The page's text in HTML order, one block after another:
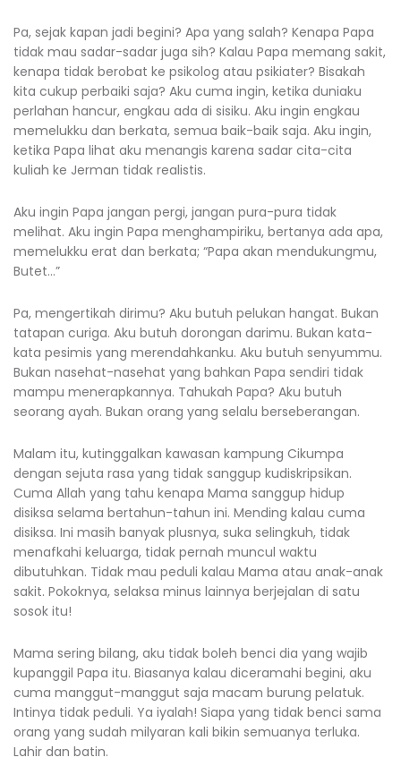
Pa, sejak kapan jadi begini? Apa yang salah? Kenapa Papa
tidak mau sadar-sadar juga sih? Kalau Papa memang sakit,
kenapa tidak berobat ke psikolog atau psikiater? Bisakah
kita cukup perbaiki saja? Aku cuma ingin, ketika duniaku
perlahan hancur, engkau ada di sisiku. Aku ingin engkau
memelukku dan berkata, semua baik-baik saja. Aku ingin,
ketika Papa lihat aku menangis karena sadar cita-cita
kuliah ke Jerman tidak realistis.
Aku ingin Papa jangan pergi, jangan pura-pura tidak
melihat. Aku ingin Papa menghampiriku, bertanya ada apa,
memelukku erat dan berkata; “Papa akan mendukungmu,
Butet…”
Pa, mengertikah dirimu? Aku butuh pelukan hangat. Bukan
tatapan curiga. Aku butuh dorongan darimu. Bukan kata-
kata pesimis yang merendahkanku. Aku butuh senyummu.
Bukan nasehat-nasehat yang bahkan Papa sendiri tidak
mampu menerapkannya. Tahukah Papa? Aku butuh
seorang ayah. Bukan orang yang selalu berseberangan.
Malam itu, kutinggalkan kawasan kampung Cikumpa
dengan sejuta rasa yang tidak sanggup kudiskripsikan.
Cuma Allah yang tahu kenapa Mama sanggup hidup
disiksa selama bertahun-tahun ini. Mending kalau cuma
disiksa. Ini masih banyak plusnya, suka selingkuh, tidak
menafkahi keluarga, tidak pernah muncul waktu
dibutuhkan. Tidak mau peduli kalau Mama atau anak-anak
sakit. Pokoknya, selaksa minus lainnya berjejalan di satu
sosok itu!
Mama sering bilang, aku tidak boleh benci dia yang wajib
kupanggil Papa itu. Biasanya kalau diceramahi begini, aku
cuma manggut-manggut saja macam burung pelatuk.
Intinya tidak peduli. Ya iyalah! Siapa yang tidak benci sama
orang yang sudah milyaran kali bikin semuanya terluka.
Lahir dan batin.